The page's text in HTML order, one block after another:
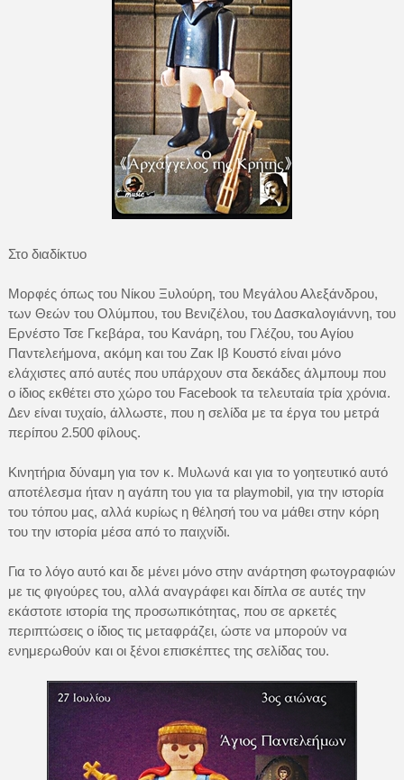
Στο διαδίκτυο
Μορφές όπως του Νίκου Ξυλούρη, του Μεγάλου Αλεξάνδρου,
των Θεών του Ολύμπου, του Βενιζέλου, του Δασκαλογιάννη, του
Ερνέστο Τσε Γκεβάρα, του Κανάρη, του Γλέζου, του Αγίου
Παντελεήμονα, ακόμη και του Ζακ Ιβ Κουστό είναι μόνο
ελάχιστες από αυτές που υπάρχουν στα δεκάδες άλμπουμ που
ο ίδιος εκθέτει στο χώρο του Facebook τα τελευταία τρία χρόνια.
Δεν είναι τυχαίο, άλλωστε, που η σελίδα με τα έργα του μετρά
περίπου 2.500 φίλους.
Κινητήρια δύναμη για τον κ. Μυλωνά και για το γοητευτικό αυτό
αποτέλεσμα ήταν η αγάπη του για τα playmobil, για την ιστορία
του τόπου μας, αλλά κυρίως η θέλησή του να μάθει στην κόρη
του την ιστορία μέσα από το παιχνίδι.
Για το λόγο αυτό και δε μένει μόνο στην ανάρτηση φωτογραφιών
με τις φιγούρες του, αλλά αναγράφει και δίπλα σε αυτές την
εκάστοτε ιστορία της προσωπικότητας, που σε αρκετές
περιπτώσεις ο ίδιος τις μεταφράζει, ώστε να μπορούν να
ενημερωθούν και οι ξένοι επισκέπτες της σελίδας του.